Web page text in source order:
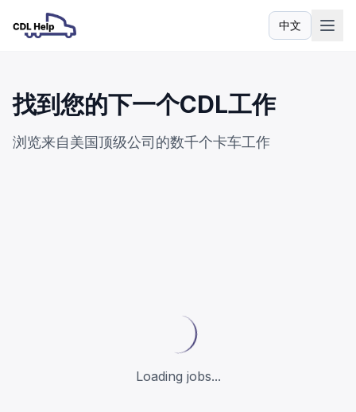
中文语言
找到您的下一个CDL工作
浏览来自美国顶级公司的数千个卡车工作
Loading jobs...